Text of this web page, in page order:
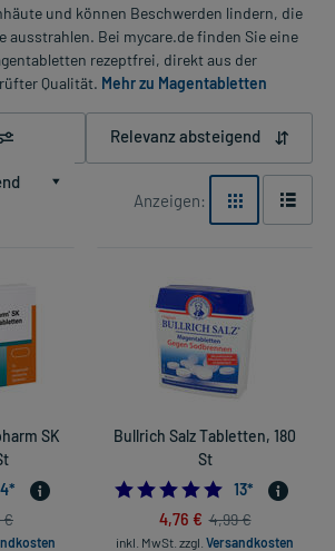
und können Beschwerden lindern, die
ausstrahlen. Bei mycare.de finden Sie eine
rezeptfrei, direkt aus der
Qualität. Mehr zu Magentabletten
Relevanz absteigend
Anzeigen:
SK
*
€
Bullrich Salz Tabletten, 180
St
5.0
13*
4,76 € 4,99 €
inkl. MwSt. zzgl. Versandkosten